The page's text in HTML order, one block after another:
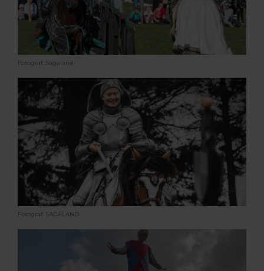
Fotograf: Sagaland
Fotograf: SAGALAND